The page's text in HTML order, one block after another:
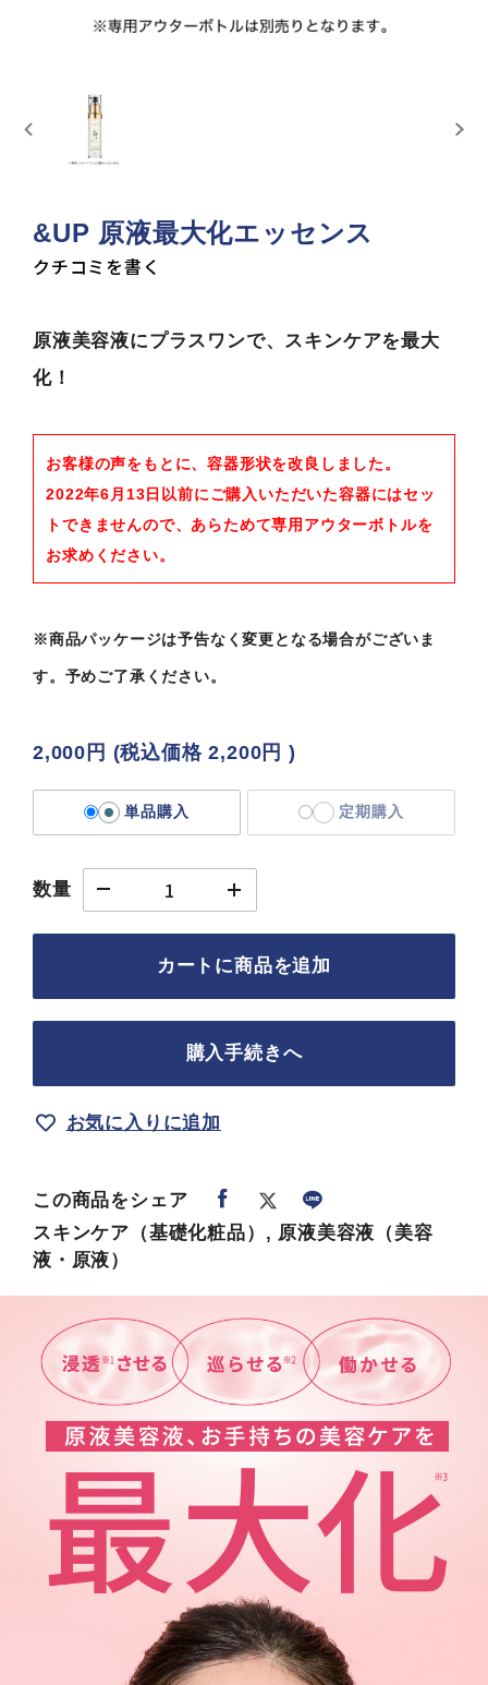
&UP 原液最大化エッセンス
クチコミを書く
原液美容液にプラスワンで、スキンケアを最大
化！
お客様の声をもとに、容器形状を改良しました。
2022年6月13日以前にご購入いただいた容器にはセッ
トできませんので、あらためて専用アウターボトルを
お求めください。
※商品パッケージは予告なく変更となる場合がございま
す。予めご了承ください。
2,000円 (税込価格2,200円 )
単品購入 定期購入
数量
カートに商品を追加
購入手続きへ
お気に入りに追加
この商品をシェア
スキンケア（基礎化粧品）, 原液美容液（美容
液・原液）